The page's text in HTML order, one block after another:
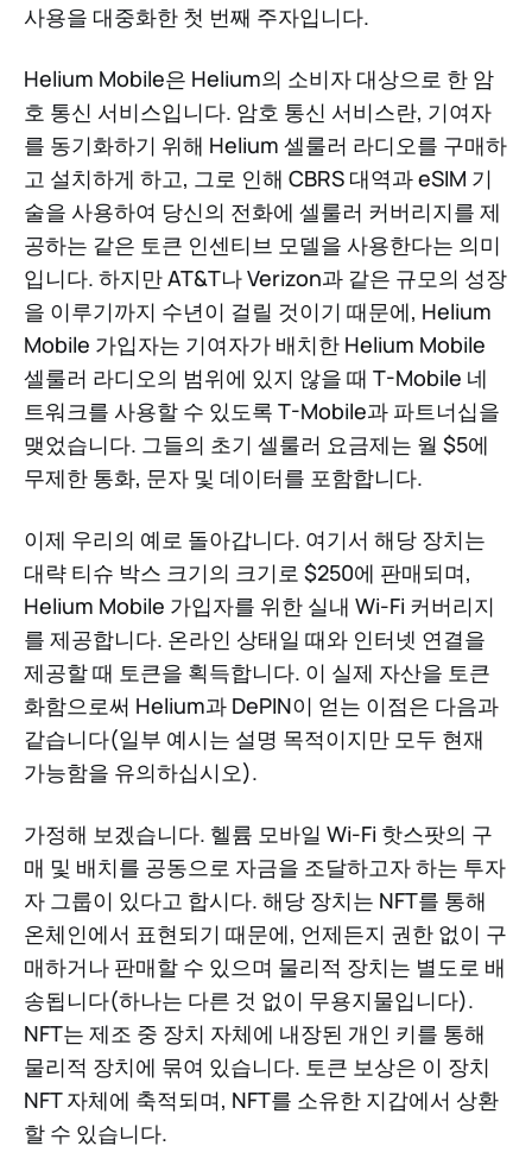
사용을 대중화한 첫 번째 주자입니다.
Helium Mobile은 Helium의 소비자 대상으로 한 암
호 통신 서비스입니다. 암호 통신 서비스란, 기여자
를 동기화하기 위해 Helium 셀룰러 라디오를 구매하
고 설치하게 하고, 그로 인해 CBRS 대역과 eSIM 기
술을 사용하여 당신의 전화에 셀룰러 커버리지를 제
공하는 같은 토큰 인센티브 모델을 사용한다는 의미
입니다. 하지만 AT&T나 Verizon과 같은 규모의 성장
을 이루기까지 수년이 걸릴 것이기 때문에, Helium
Mobile 가입자는 기여자가 배치한 Helium Mobile
셀룰러 라디오의 범위에 있지 않을 때 T-Mobile 네
트워크를 사용할 수 있도록 T-Mobile과 파트너십을
맺었습니다. 그들의 초기 셀룰러 요금제는 월 $5에
무제한 통화, 문자 및 데이터를 포함합니다.
이제 우리의 예로 돌아갑니다. 여기서 해당 장치는
대략 티슈 박스 크기의 크기로 $250에 판매되며,
Helium Mobile 가입자를 위한 실내 Wi-Fi 커버리지
를 제공합니다. 온라인 상태일 때와 인터넷 연결을
제공할 때 토큰을 획득합니다. 이 실제 자산을 토큰
화함으로써 Helium과 DePIN이 얻는 이점은 다음과
같습니다(일부 예시는 설명 목적이지만 모두 현재
가능함을 유의하십시오).
가정해 보겠습니다. 헬륨 모바일 Wi-Fi 핫스팟의 구
매 및 배치를 공동으로 자금을 조달하고자 하는 투자
자 그룹이 있다고 합시다. 해당 장치는 NFT를 통해
온체인에서 표현되기 때문에, 언제든지 권한 없이 구
매하거나 판매할 수 있으며 물리적 장치는 별도로 배
송됩니다(하나는 다른 것 없이 무용지물입니다).
NFT는 제조 중 장치 자체에 내장된 개인 키를 통해
물리적 장치에 묶여 있습니다. 토큰 보상은 이 장치
NFT 자체에 축적되며, NFT를 소유한 지갑에서 상환
할 수 있습니다.